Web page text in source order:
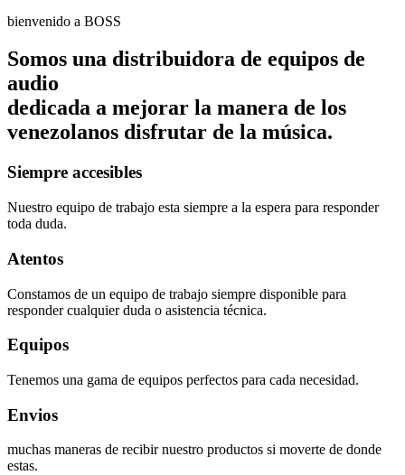
bienvenido a BOSS
Somos una distribuidora de equipos de
audio
dedicada a mejorar la manera de los
venezolanos disfrutar de la música.
Siempre accesibles
Nuestro equipo de trabajo esta siempre a la espera para responder
toda duda.
Atentos
Constamos de un equipo de trabajo siempre disponible para
responder cualquier duda o asistencia técnica.
Equipos
Tenemos una gama de equipos perfectos para cada necesidad.
Envios
muchas maneras de recibir nuestro productos si moverte de donde
estas.